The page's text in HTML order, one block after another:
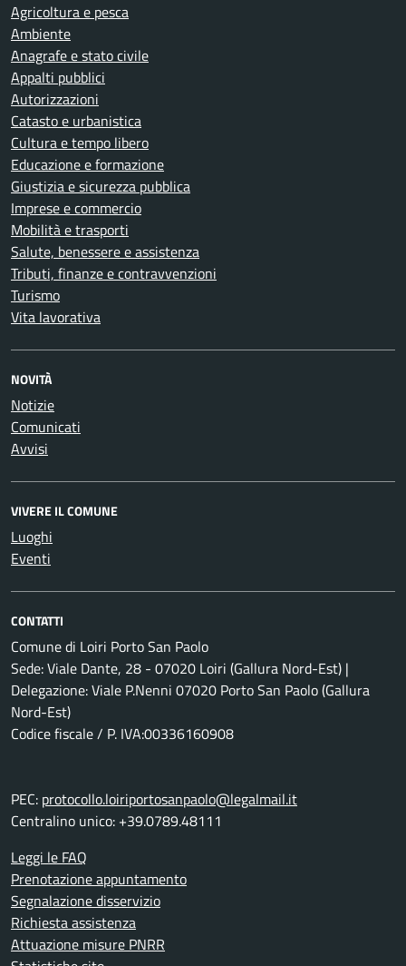
Agricoltura e pesca
Ambiente
Anagrafe e stato civile
Appalti pubblici
Autorizzazioni
Catasto e urbanistica
Cultura e tempo libero
Educazione e formazione
Giustizia e sicurezza pubblica
Imprese e commercio
Mobilità e trasporti
Salute, benessere e assistenza
Tributi, finanze e contravvenzioni
Turismo
Vita lavorativa
NOVITÀ
Notizie
Comunicati
Avvisi
VIVERE IL COMUNE
Luoghi
Eventi
CONTATTI
Comune di Loiri Porto San Paolo
Sede: Viale Dante, 28 - 07020 Loiri (Gallura Nord-Est) |
Delegazione: Viale P.Nenni 07020 Porto San Paolo (Gallura
Nord-Est)
Codice fiscale / P. IVA:00336160908
PEC: protocollo.loiriportosanpaolo@legalmail.it
Centralino unico: +39.0789.48111
Leggi le FAQ
Prenotazione appuntamento
Segnalazione disservizio
Richiesta assistenza
Attuazione misure PNRR